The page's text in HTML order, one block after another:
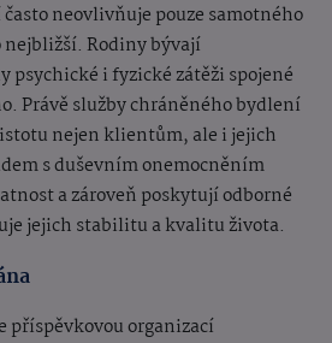
neovlivňuje pouze samotného
nejbližší. Rodiny bývají
psychické i fyzické zátěži spojené
Právě služby chráněného bydlení
nejen klientům, ale i jejich
s duševním onemocněním
a zároveň poskytují odborné
jejich stabilitu a kvalitu života.
příspěvkovou organizací